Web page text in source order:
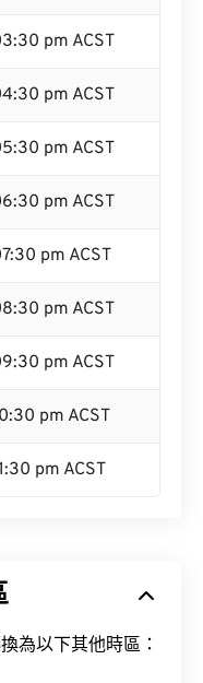
pm ACST
pm ACST
pm ACST
pm ACST
pm ACST
pm ACST
pm ACST
pm ACST
pm ACST
為以下其他時區：